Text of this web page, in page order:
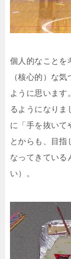
個人的なことを
（核心的）な
ように思います
るようになりま
に「手を抜いて
とからも、目指
なってきている
い）。